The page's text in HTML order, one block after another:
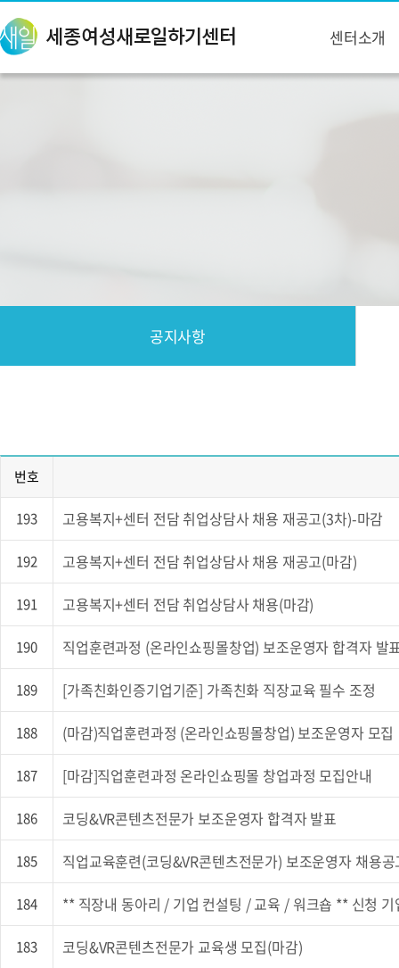
센터소개
공지사항
번호
193 고용복지+센터 전담 취업상담사 채용 재공고(3차)-마감
192 고용복지+센터 전담 취업상담사 채용 재공고(마감)
191 고용복지+센터 전담 취업상담사 채용(마감)
190 직업훈련과정 (온라인쇼핑몰창업) 보조운영자 합격자 발
189 [가족친화인증기업기준] 가족친화 직장교육 필수 조정
188 (마감)직업훈련과정 (온라인쇼핑몰창업) 보조운영자 모집
187 [마감]직업훈련과정 온라인쇼핑몰 창업과정 모집안내
186 코딩&VR콘텐츠전문가 보조운영자 합격자 발표
185 직업교육훈련(코딩&VR콘텐츠전문가) 보조운영자 채용
184 ** 직장내 동아리 / 기업 컨설팅 / 교육 / 워크숍 ** 신청 기
183 코딩&VR콘텐츠전문가 교육생 모집(마감)